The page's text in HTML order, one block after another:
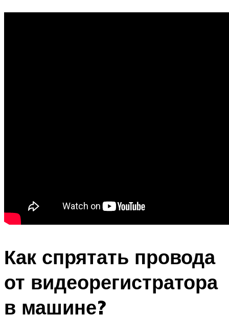
Как спрятать провода
от видеорегистратора
в машине?